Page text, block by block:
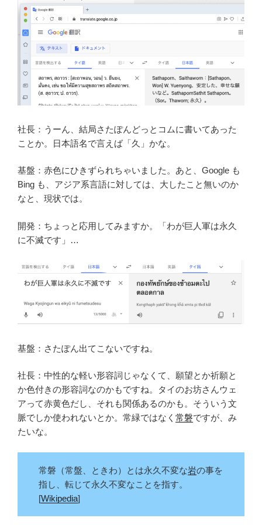
社長：うーん、結局さたぽんどっとコムに書いてあった
ことか。日本語名で言えば「久」かな。
基盤：赤色にひきずられちゃいました。あと、Google も
Bing も、アジア系言語に対しては、大したこと無いのか
なと、現状では。
開発：ちょっと応用してみますか。「わが巨人軍は永久
に不滅です」…
基盤：さたぽん出てこないですね。
社長：中性的な軽い形容詞じゃなくて、願望とか祈願と
か色付きの形容詞なのかもですね。タイのお坊さんウェ
アって赤黄色だし、それも関係あるのかも。そういう文
脈でしか使われないとか。常緑ではなく 常磐ですが、み
たいな。
常磐（常盤、ときわ）とは永久不変な岩の事を
指し、転じて永久不変なことを指す。
[Wikipedia]